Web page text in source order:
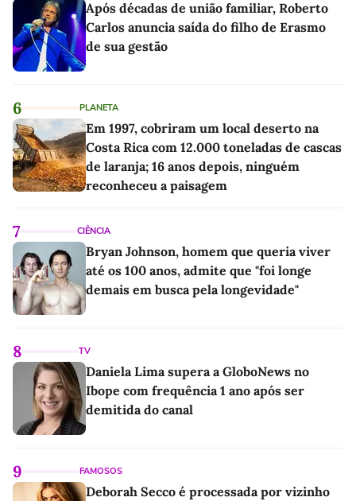
Após décadas de união familiar, Roberto
Carlos anuncia saída do filho de Erasmo
de sua gestão
6 PLANETA
Em 1997, cobriram um local deserto na
Costa Rica com 12.000 toneladas de cascas
de laranja; 16 anos depois, ninguém
reconheceu a paisagem
7 CIÊNCIA
Bryan Johnson, homem que queria viver
até os 100 anos, admite que "foi longe
demais em busca pela longevidade"
8 TV
Daniela Lima supera a GloboNews no
Ibope com frequência 1 ano após ser
demitida do canal
9 FAMOSOS
Deborah Secco é processada por vizinho